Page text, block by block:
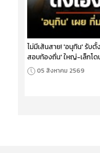
ไม่มีเส้นสาย! 'อนุทิน' รับ
สอบท้องถิ่น' ใหญ่-เล็กโ
05 สิงหาคม 2569